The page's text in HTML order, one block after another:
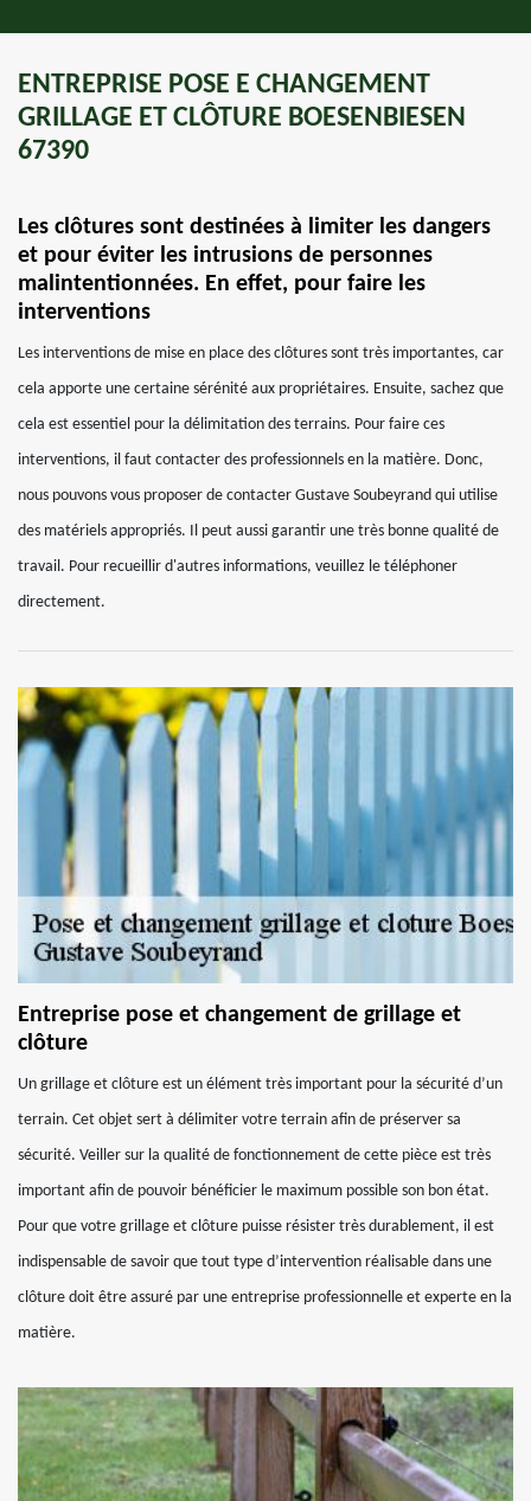
ENTREPRISE POSE E CHANGEMENT
GRILLAGE ET CLÔTURE BOESENBIESEN
67390
Les clôtures sont destinées à limiter les dangers
et pour éviter les intrusions de personnes
malintentionnées. En effet, pour faire les
interventions
Les interventions de mise en place des clôtures sont très importantes, car
cela apporte une certaine sérénité aux propriétaires. Ensuite, sachez que
cela est essentiel pour la délimitation des terrains. Pour faire ces
interventions, il faut contacter des professionnels en la matière. Donc,
nous pouvons vous proposer de contacter Gustave Soubeyrand qui utilise
des matériels appropriés. Il peut aussi garantir une très bonne qualité de
travail. Pour recueillir d'autres informations, veuillez le téléphoner
directement.
Entreprise pose et changement de grillage et
clôture
Un grillage et clôture est un élément très important pour la sécurité d’un
terrain. Cet objet sert à délimiter votre terrain afin de préserver sa
sécurité. Veiller sur la qualité de fonctionnement de cette pièce est très
important afin de pouvoir bénéficier le maximum possible son bon état.
Pour que votre grillage et clôture puisse résister très durablement, il est
indispensable de savoir que tout type d’intervention réalisable dans une
clôture doit être assuré par une entreprise professionnelle et experte en la
matière.